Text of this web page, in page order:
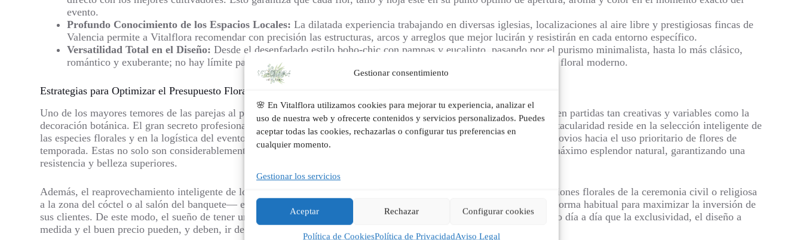
Gestionar consentimiento
🌸 En Vitalflora utilizamos cookies para mejorar tu experiencia, analizar el
uso de nuestra web y ofrecerte contenidos y servicios personalizados. Puedes
aceptar todas las cookies, rechazarlas o configurar tus preferencias en
cualquier momento.
Gestionar los servicios
Aceptar Rechazar Configurar cookies
Política de CookiesPolítica de PrivacidadAviso Legal
evento.
Profundo Conocimiento de los Espacios Locales: La dilatada experiencia trabajando en diversas iglesias, localizaciones al aire libre y prestigiosas fincas de
Valencia permite a Vitalflora recomendar con precisión las estructuras, arcos y arreglos que mejor lucirán y resistirán en cada entorno específico.
Versatilidad Total en el Diseño: Desde el desenfadado estilo boho-chic con pampas y eucalipto, pasando por el purismo minimalista, hasta lo más clásico,
romántico y exuberante; no hay límite para la creatividad cuando se dominan las técnicas más avanzadas del arte floral moderno.
Estrategias para Optimizar el Presupuesto Floral de tu Boda en Valencia
Uno de los mayores temores de las parejas al planificar su boda es que los costes generales se disparen, especialmente en partidas tan creativas y variables como la
decoración botánica. El gran secreto profesional para mantener a raya el presupuesto sin sacrificar en absoluto la espectacularidad reside en la selección inteligente de
las especies florales y en la logística del evento. Como experta florista de referencia en Valencia, Vitalflora guía a los novios hacia el uso prioritario de flores de
temporada. Estas no solo son considerablemente más económicas y ecológicas, sino que también se encuentran en su máximo esplendor natural, garantizando una
resistencia y belleza superiores.
Además, el reaprovechamiento inteligente de los arreglos —por ejemplo, trasladando hábilmente las grandes composiciones florales de la ceremonia civil o religiosa
a la zona del cóctel o al salón del banquete— es una estrategia magistral que esta
implementa de forma habitual para maximizar la inversión de
sus clientes. De este modo, el sueño de tener una boda de revista en Valencia es completamente realizable, demostrando día a día que la exclusividad, el diseño a
medida y el buen precio pueden, y deben, ir de la mano.